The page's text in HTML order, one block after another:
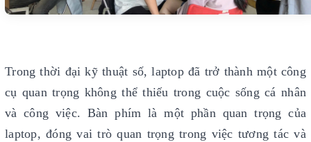
Trong thời đại kỹ thuật số, laptop đã trở thành một công
cụ quan trọng không thể thiếu trong cuộc sống cá nhân
và công việc. Bàn phím là một phần quan trọng của
laptop, đóng vai trò quan trọng trong việc tương tác và